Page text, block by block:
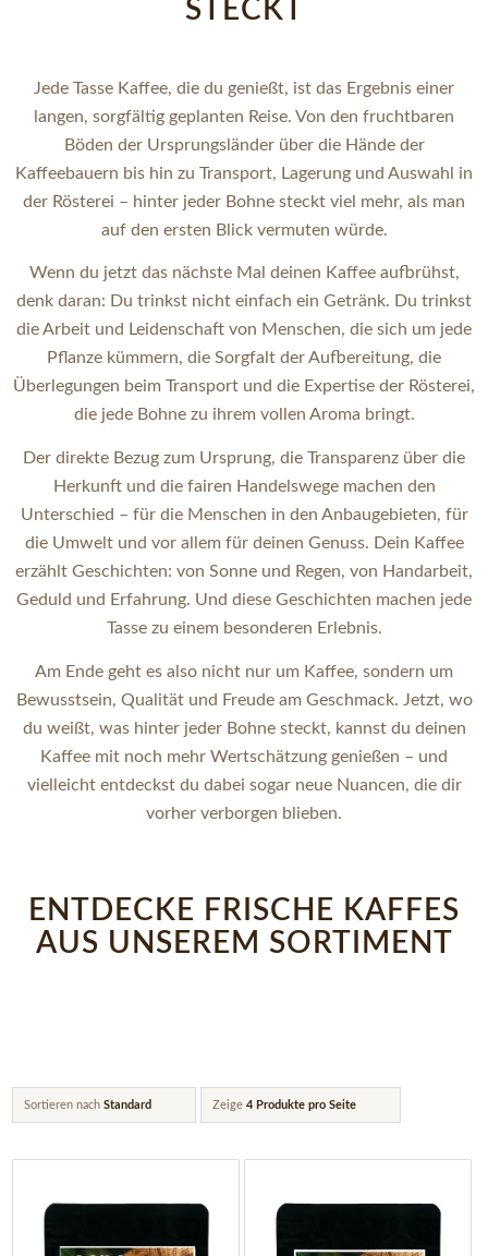
TECKT
Jede Tasse Kaffee, die du genießt, ist das Ergebnis einer
langen, sorgfältig geplanten Reise. Von den fruchtbaren
Böden der Ursprungsländer über die Hände der
Kaffeebauern bis hin zu Transport, Lagerung und Auswahl in
der Rösterei – hinter jeder Bohne steckt viel mehr, als man
auf den ersten Blick vermuten würde.
Wenn du jetzt das nächste Mal deinen Kaffee aufbrühst,
denk daran: Du trinkst nicht einfach ein Getränk. Du trinkst
die Arbeit und Leidenschaft von Menschen, die sich um jede
Pflanze kümmern, die Sorgfalt der Aufbereitung, die
Überlegungen beim Transport und die Expertise der Rösterei,
die jede Bohne zu ihrem vollen Aroma bringt.
Der direkte Bezug zum Ursprung, die Transparenz über die
Herkunft und die fairen Handelswege machen den
Unterschied – für die Menschen in den Anbaugebieten, für
die Umwelt und vor allem für deinen Genuss. Dein Kaffee
erzählt Geschichten: von Sonne und Regen, von Handarbeit,
Geduld und Erfahrung. Und diese Geschichten machen jede
Tasse zu einem besonderen Erlebnis.
Am Ende geht es also nicht nur um Kaffee, sondern um
Bewusstsein, Qualität und Freude am Geschmack. Jetzt, wo
du weißt, was hinter jeder Bohne steckt, kannst du deinen
Kaffee mit noch mehr Wertschätzung genießen – und
vielleicht entdeckst du dabei sogar neue Nuancen, die dir
vorher verborgen blieben.
ENTDECKE FRISCHE KAFFES
AUS UNSEREM SORTIMENT
Sortieren nachStandard Zeige4 Produkte pro Seite